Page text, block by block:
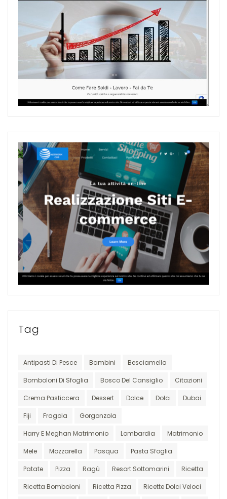
Tag
Antipasti Di Pesce Bambini Besciamella
Bomboloni Di Sfoglia Bosco Del Cansiglio Citazioni
Crema Pasticcera Dessert Dolce Dolci Dubai
Fiji Fragola Gorgonzola
Harry E Meghan Matrimonio Lombardia Matrimonio
Mele Mozzarella Pasqua Pasta Sfoglia
Patate Pizza Ragù Resort Sottomarini Ricetta
Ricetta Bomboloni Ricetta Pizza Ricette Dolci Veloci